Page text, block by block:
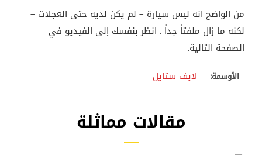
من الواضح انه ليس سيارة – لم يكن لديه حتى العجلات –
لكنه ما زال ملفتاً جداً . انظر بنفسك إلى الفيديو في
الصفحة التالية.
الأوسمة: لايف ستايل
مقالات مماثلة